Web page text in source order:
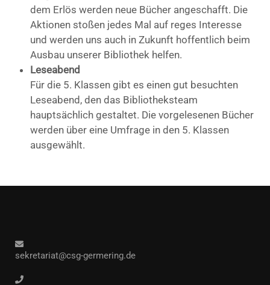
dem Erlös werden neue Bücher angeschafft. Die
Aktionen stoßen jedes Mal auf reges Interesse
und werden uns auch in Zukunft hoffentlich beim
Ausbau unserer Bibliothek helfen.
Leseabend
Für die 5. Klassen gibt es einen gut besuchten
Leseabend, den das Bibliotheksteam
hauptsächlich gestaltet. Die vorgelesenen Bücher
werden über eine Umfrage in den 5. Klassen
ausgewählt.
sekretariat@csg-germering.de